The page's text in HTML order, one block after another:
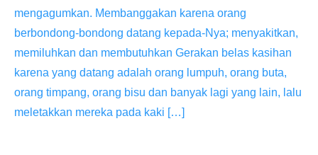
mengagumkan. Membanggakan karena orang
berbondong-bondong datang kepada-Nya; menyakitkan,
memiluhkan dan membutuhkan Gerakan belas kasihan
karena yang datang adalah orang lumpuh, orang buta,
orang timpang, orang bisu dan banyak lagi yang lain, lalu
meletakkan mereka pada kaki […]